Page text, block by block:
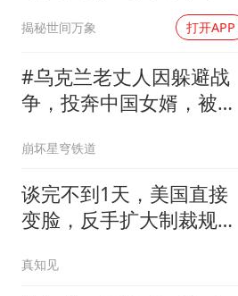
揭秘世间万象 打开APP
#乌克兰老丈人因躲避战
争，投奔中国女婿，被眼
崩坏星穹铁道
谈完不到1天，美国直接
变脸，反手扩大制裁规
真知见